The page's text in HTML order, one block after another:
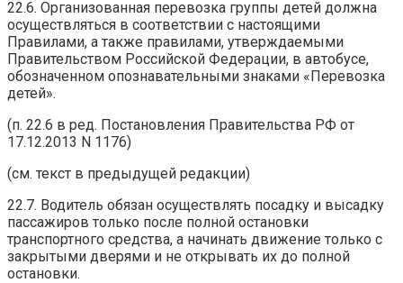
22.6. Организованная перевозка группы детей должна
осуществляться в соответствии с настоящими
Правилами, а также правилами, утверждаемыми
Правительством Российской Федерации, в автобусе,
обозначенном опознавательными знаками «Перевозка
детей».
(п. 22.6 в ред. Постановления Правительства РФ от
17.12.2013 N 1176)
(см. текст в предыдущей редакции)
22.7. Водитель обязан осуществлять посадку и высадку
пассажиров только после полной остановки
транспортного средства, а начинать движение только с
закрытыми дверями и не открывать их до полной
остановки.